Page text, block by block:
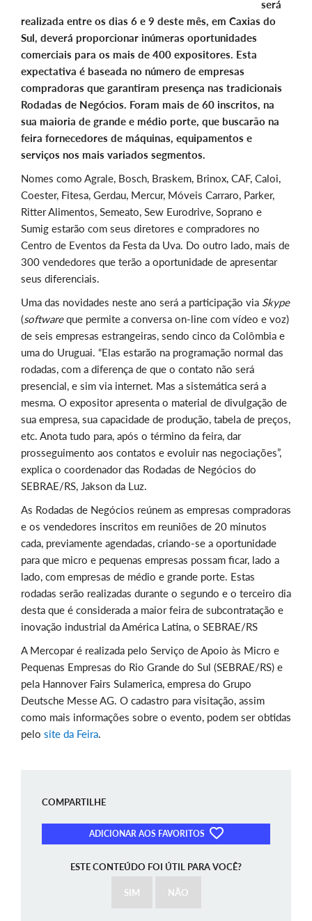
será
realizada entre os dias 6 e 9 deste mês, em Caxias do
Sul, deverá proporcionar inúmeras oportunidades
comerciais para os mais de 400 expositores. Esta
expectativa é baseada no número de empresas
compradoras que garantiram presença nas tradicionais
Rodadas de Negócios. Foram mais de 60 inscritos, na
sua maioria de grande e médio porte, que buscarão na
feira fornecedores de máquinas, equipamentos e
serviços nos mais variados segmentos.
Nomes como Agrale, Bosch, Braskem, Brinox, CAF, Caloi,
Coester, Fitesa, Gerdau, Mercur, Móveis Carraro, Parker,
Ritter Alimentos, Semeato, Sew Eurodrive, Soprano e
Sumig estarão com seus diretores e compradores no
Centro de Eventos da Festa da Uva. Do outro lado, mais de
300 vendedores que terão a oportunidade de apresentar
seus diferenciais.
Uma das novidades neste ano será a participação via Skype
(softwareque permite a conversa on-line com vídeo e voz)
de seis empresas estrangeiras, sendo cinco da Colômbia e
uma do Uruguai. “Elas estarão na programação normal das
rodadas, com a diferença de que o contato não será
presencial, e sim via internet. Mas a sistemática será a
mesma. O expositor apresenta o material de divulgação de
sua empresa, sua capacidade de produção, tabela de preços,
etc. Anota tudo para, após o término da feira, dar
prosseguimento aos contatos e evoluir nas negociações”,
explica o coordenador das Rodadas de Negócios do
SEBRAE/RS, Jakson da Luz.
As Rodadas de Negócios reúnem as empresas compradoras
e os vendedores inscritos em reuniões de 20 minutos
cada, previamente agendadas, criando-se a oportunidade
para que micro e pequenas empresas possam ficar, lado a
lado, com empresas de médio e grande porte. Estas
rodadas serão realizadas durante o segundo e o terceiro dia
desta que é considerada a maior feira de subcontratação e
inovação industrial da América Latina, o SEBRAE/RS
A Mercopar é realizada pelo Serviço de Apoio às Micro e
Pequenas Empresas do Rio Grande do Sul (SEBRAE/RS) e
pela Hannover Fairs Sulamerica, empresa do Grupo
Deutsche Messe AG. O cadastro para visitação, assim
como mais informações sobre o evento, podem ser obtidas
pelo site da Feira.
COMPARTILHE
ADICIONAR AOS FAVORITOS
ESTE CONTEÚDO FOI ÚTIL PARA VOCÊ?
SIM NÃO